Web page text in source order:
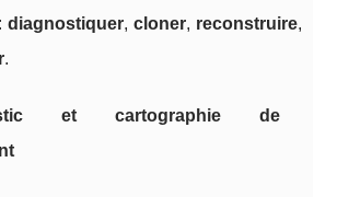
:diagnostiquer, cloner, reconstruire,
.
et cartographie de